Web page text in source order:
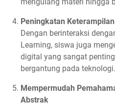
Peningkatan
Dengan berinteraksi
Learning, siswa juga
digital yang sangat
bergantung pada teknologi.
Mempermudah
Abstrak